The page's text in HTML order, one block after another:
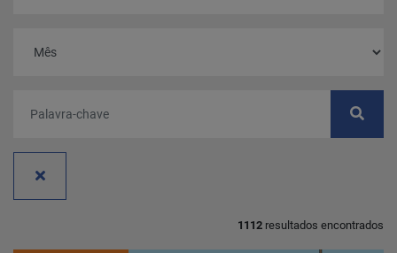
1112 resultados encontrados